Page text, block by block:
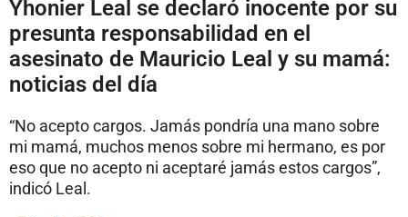
Yhonier Leal se declaró inocente por su
presunta responsabilidad en el
asesinato de Mauricio Leal y su mamá:
noticias del día
“No acepto cargos. Jamás pondría una mano sobre
mi mamá, muchos menos sobre mi hermano, es por
eso que no acepto ni aceptaré jamás estos cargos”,
indicó Leal.